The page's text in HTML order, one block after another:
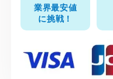
業界最安値
に挑戦！